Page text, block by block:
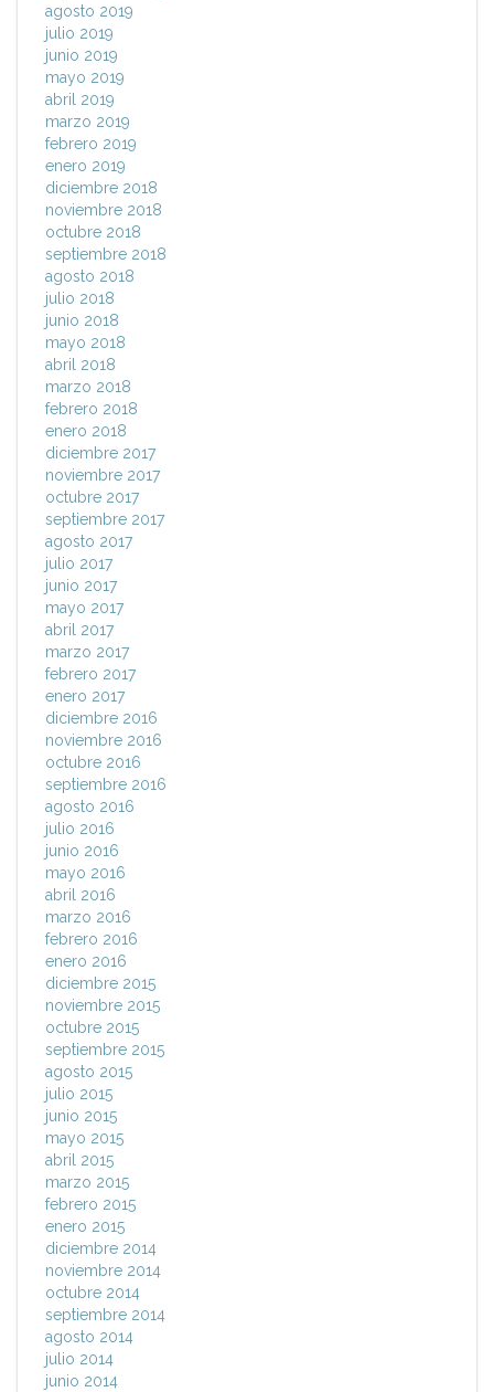
agosto 2019
julio 2019
junio 2019
mayo 2019
abril 2019
marzo 2019
febrero 2019
enero 2019
diciembre 2018
noviembre 2018
octubre 2018
septiembre 2018
agosto 2018
julio 2018
junio 2018
mayo 2018
abril 2018
marzo 2018
febrero 2018
enero 2018
diciembre 2017
noviembre 2017
octubre 2017
septiembre 2017
agosto 2017
julio 2017
junio 2017
mayo 2017
abril 2017
marzo 2017
febrero 2017
enero 2017
diciembre 2016
noviembre 2016
octubre 2016
septiembre 2016
agosto 2016
julio 2016
junio 2016
mayo 2016
abril 2016
marzo 2016
febrero 2016
enero 2016
diciembre 2015
noviembre 2015
octubre 2015
septiembre 2015
agosto 2015
julio 2015
junio 2015
mayo 2015
abril 2015
marzo 2015
febrero 2015
enero 2015
diciembre 2014
noviembre 2014
octubre 2014
septiembre 2014
agosto 2014
julio 2014
junio 2014